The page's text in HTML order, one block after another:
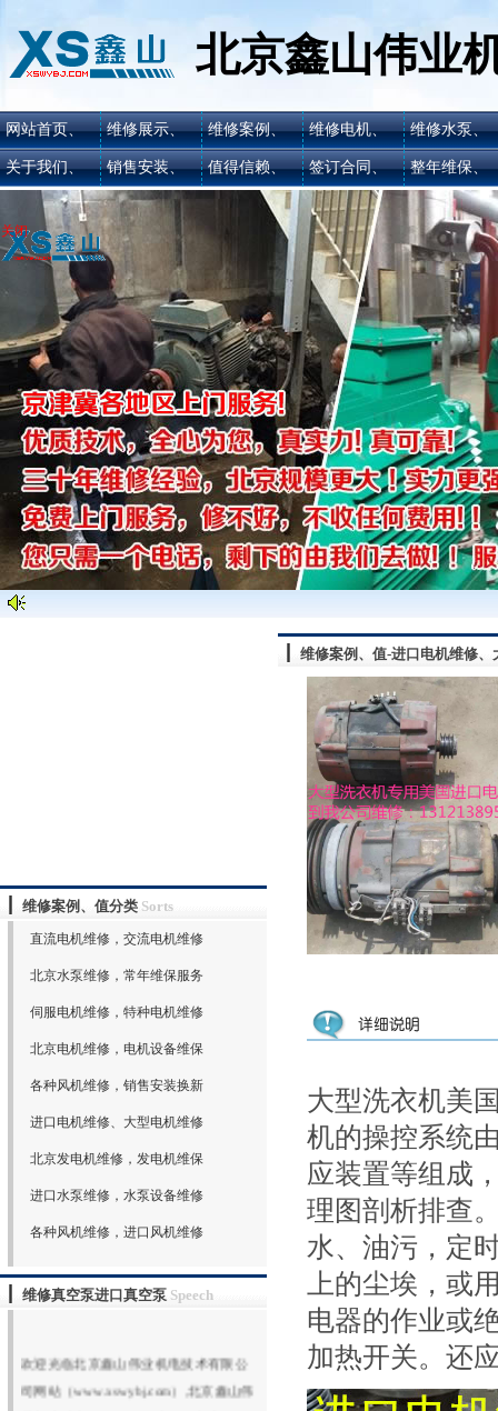
北京鑫山伟业
网站首页、
关于我们、
维修展示、
销售安装、
维修案例、
值得信赖、
维修电机、
签订合同、
维修水泵、
整年维保、
维修案例、值分类 Sorts
直流电机维修，交流电机维修
北京水泵维修，常年维保服务
伺服电机维修，特种电机维修
北京电机维修，电机设备维保
各种风机维修，销售安装换新
进口电机维修、大型电机维修
北京发电机维修，发电机维保
进口水泵维修，水泵设备维修
各种风机维修，进口风机维修
维修真空泵进口真空泵 Speech
维修案例、值-进口电机维修
大型洗衣机美
机的操控系统
应装置等组成
理图剖析排查
水、油污，定
上的尘埃，或
电器的作业或
加热开关。还
关闭